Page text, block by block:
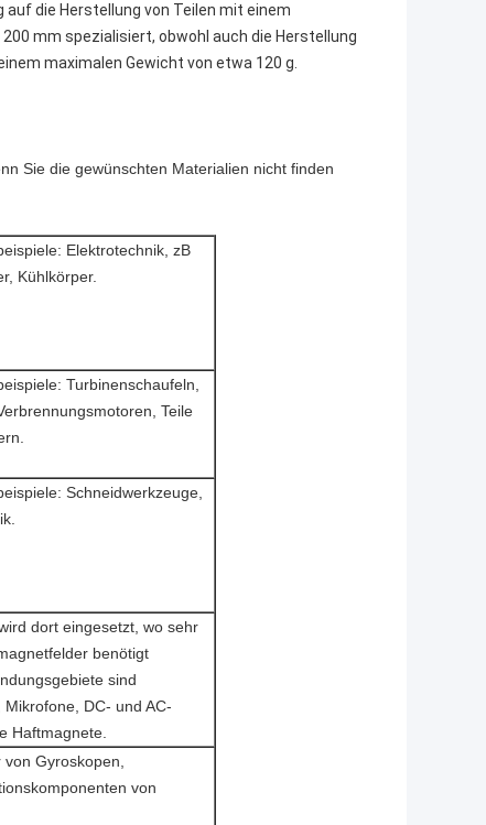
die Herstellung von Teilen mit einem
mm spezialisiert, obwohl auch die Herstellung
maximalen Gewicht von etwa 120 g.
Sie die gewünschten Materialien nicht finden
Elektrotechnik, zB
Kühlkörper.
Turbinenschaufeln,
Teile
Schneidwerkzeuge,
dort eingesetzt, wo sehr
benötigt
sind
Mikrofone, DC- und AC-
Haftmagnete.
von Gyroskopen,
von